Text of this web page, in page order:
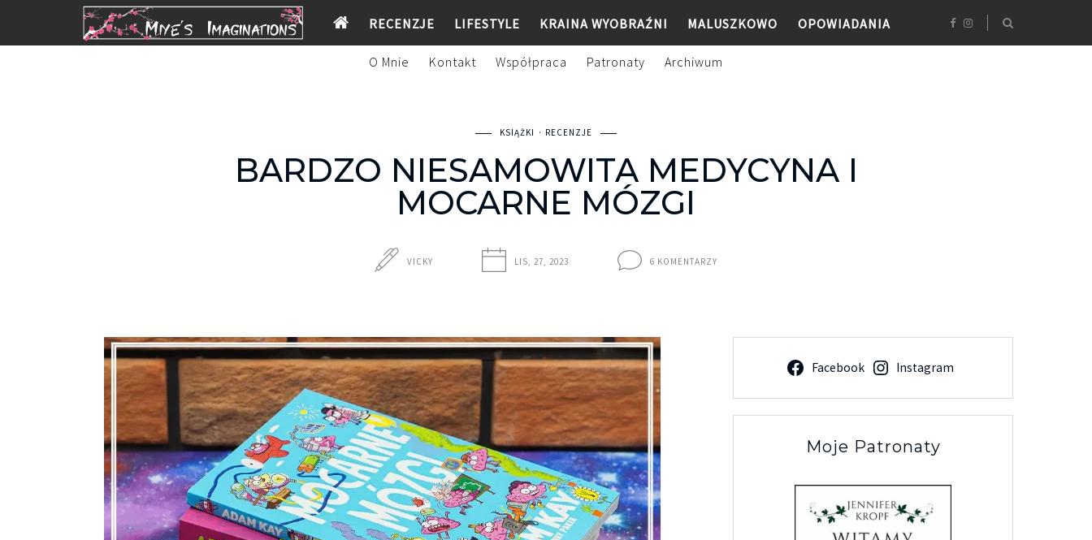
RECENZJE LIFESTYLE KRAINA WYOBRAŹNI MALUSZKOWO OPOWIADANIA
O Mnie Kontakt Współpraca Patronaty Archiwum
KSIĄŻKI RECENZJE
BARDZO NIESAMOWITA MEDYCYNA I
MOCARNE MÓZGI
VICKY LIS, 27, 2023 6 KOMENTARZY
Facebook Instagram
Moje Patronaty